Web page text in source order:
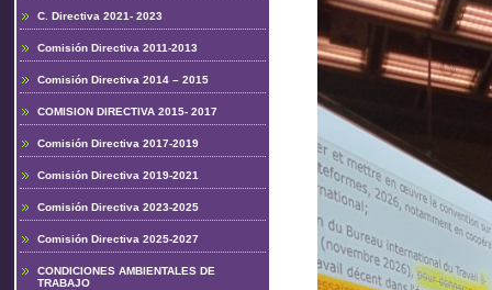
C. Directiva 2021- 2023
Comisión Directiva 2011-2013
Comisión Directiva 2014 – 2015
COMISION DIRECTIVA 2015- 2017
Comisión Directiva 2017-2019
Comisión Directiva 2019-2021
Comisión Directiva 2023-2025
Comisión Directiva 2025-2027
CONDICIONES AMBIENTALES DE
TRABAJO